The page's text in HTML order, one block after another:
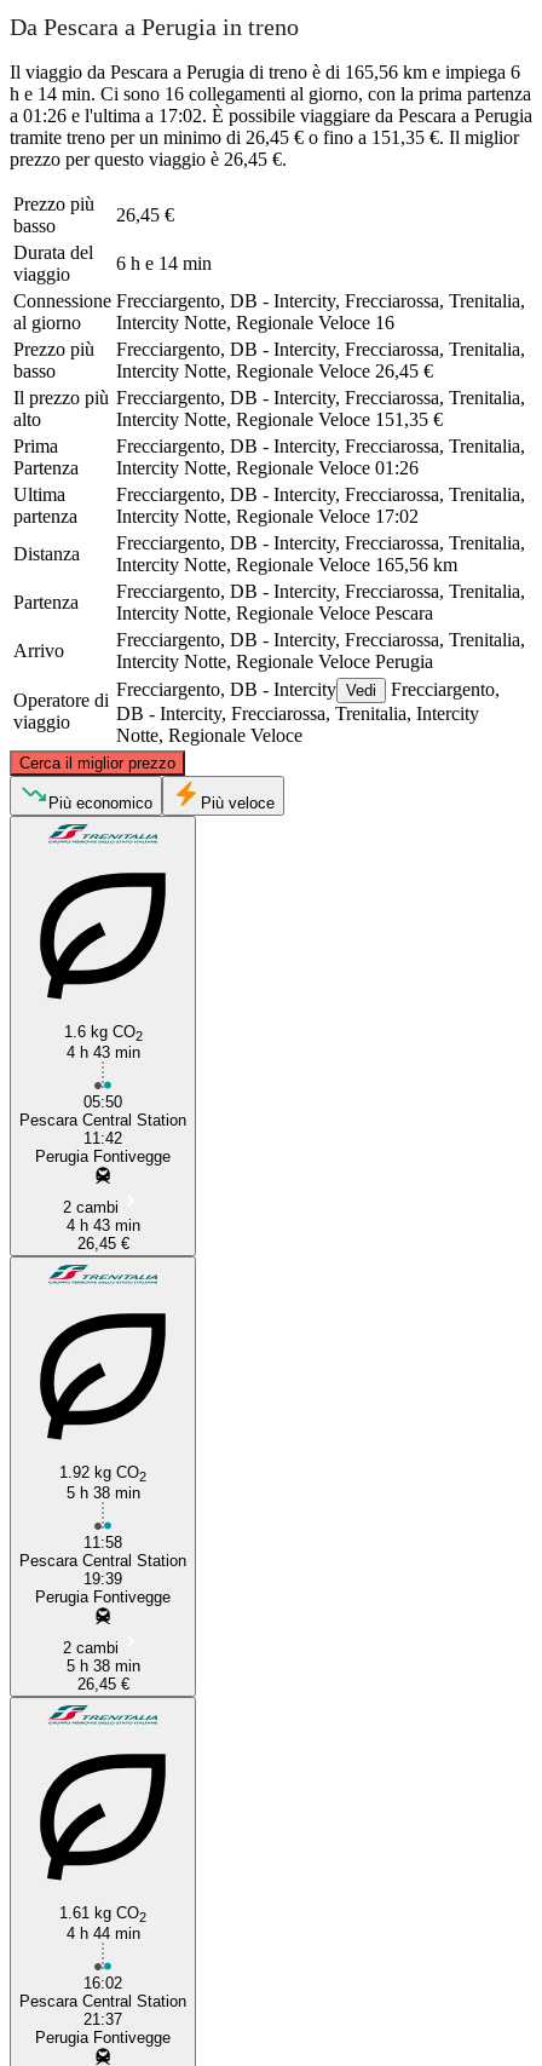
Da Pescara a Perugia in treno
Il viaggio da Pescara a Perugia di treno è di 165,56 km e impiega 6
h e 14 min. Ci sono 16 collegamenti al giorno, con la prima partenza
a 01:26 e l'ultima a 17:02. È possibile viaggiare da Pescara a Perugia
tramite treno per un minimo di 26,45 € o fino a 151,35 €. Il miglior
prezzo per questo viaggio è 26,45 €.
Prezzo più
basso
26,45 €
Durata del
viaggio
6 h e 14 min
Connessione
al giorno
Frecciargento, DB - Intercity, Frecciarossa, Trenitalia,
Intercity Notte, Regionale Veloce 16
Prezzo più
basso
Frecciargento, DB - Intercity, Frecciarossa, Trenitalia,
Intercity Notte, Regionale Veloce 26,45 €
Il prezzo più
alto
Frecciargento, DB - Intercity, Frecciarossa, Trenitalia,
Intercity Notte, Regionale Veloce 151,35 €
Prima
Partenza
Frecciargento, DB - Intercity, Frecciarossa, Trenitalia,
Intercity Notte, Regionale Veloce 01:26
Ultima
partenza
Frecciargento, DB - Intercity, Frecciarossa, Trenitalia,
Intercity Notte, Regionale Veloce 17:02
Distanza
Frecciargento, DB - Intercity, Frecciarossa, Trenitalia,
Intercity Notte, Regionale Veloce 165,56 km
Partenza
Frecciargento, DB - Intercity, Frecciarossa, Trenitalia,
Intercity Notte, Regionale Veloce Pescara
Arrivo
Frecciargento, DB - Intercity, Frecciarossa, Trenitalia,
Intercity Notte, Regionale Veloce Perugia
Operatore di
viaggio
Frecciargento, DB - Intercity Vedi
Frecciargento,
DB - Intercity, Frecciarossa, Trenitalia, Intercity
Notte, Regionale Veloce
Cerca il miglior prezzo
Perugia
©CARTO
Più economico Più veloce
1.6 kg CO2
4 h 43 min
05:50
Pescara Central Station
11:42
Perugia Fontivegge
2 cambi
4 h 43 min
26,45 €
1.92 kg CO2
5 h 38 min
11:58
Pescara Central Station
19:39
Perugia Fontivegge
2 cambi
5 h 38 min
26,45 €
1.61 kg CO2
4 h 44 min
16:02
Pescara Central Station
21:37
Perugia Fontivegge